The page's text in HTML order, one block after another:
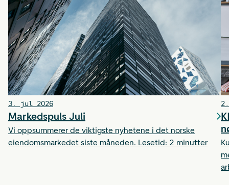
3. jul 2026
Markedspuls Juli
Vi oppsummerer de viktigste nyhetene i det norske
eiendomsmarkedet siste måneden. Lesetid: 2 minutter